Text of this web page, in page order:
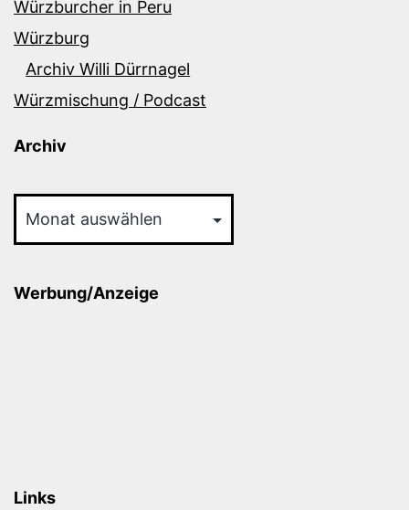
Würzburcher in Peru
Würzburg
Archiv Willi Dürrnagel
Würzmischung / Podcast
Archiv
Werbung/Anzeige
Links